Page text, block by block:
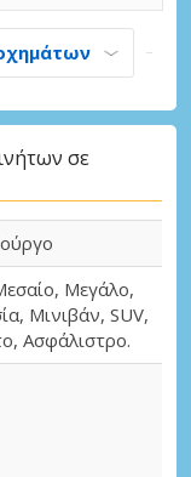
σε
Μεγάλο,
Μινιβάν, SUV,
Ασφάλιστρο.